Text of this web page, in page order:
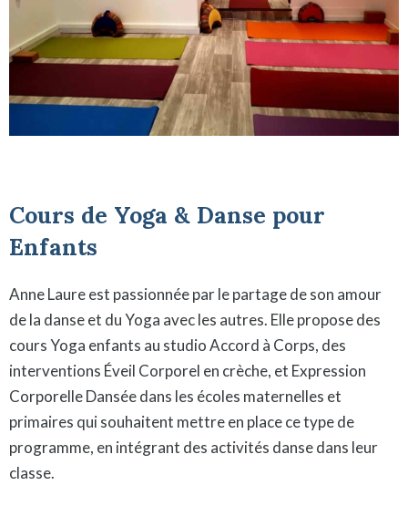
Cours de Yoga & Danse pour
Enfants
Anne Laure est passionnée par le partage de son amour
de la danse et du Yoga avec les autres. Elle propose des
cours Yoga enfants au studio Accord à Corps, des
interventions Éveil Corporel en crèche, et Expression
Corporelle Dansée dans les écoles maternelles et
primaires qui souhaitent mettre en place ce type de
programme, en intégrant des activités danse dans leur
classe.